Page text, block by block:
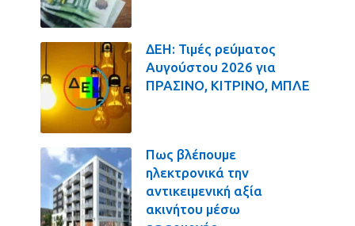
ΔΕΗ: Τιμές ρεύματος
Αυγούστου 2026 για
ΠΡΑΣΙΝΟ, ΚΙΤΡΙΝΟ, ΜΠΛΕ
Πως βλέπουμε
ηλεκτρονικά την
αντικειμενική αξία
ακινήτου μέσω